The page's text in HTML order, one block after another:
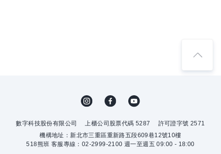
數字科技股份有限公司 上櫃公司股票代碼 5287
許可證字號 2571
機構地址：新北市三重區重新路五段609巷12號10樓
518熊班 客服專線：02-2999-2100 週一至週五 09:00 - 18:00